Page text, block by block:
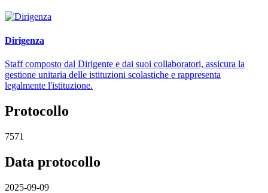
Dirigenza
Staff composto dal Dirigente e dai suoi collaboratori, assicura la
gestione unitaria delle istituzioni scolastiche e rappresenta
legalmente l'istituzione.
Protocollo
7571
Data protocollo
2025-09-09